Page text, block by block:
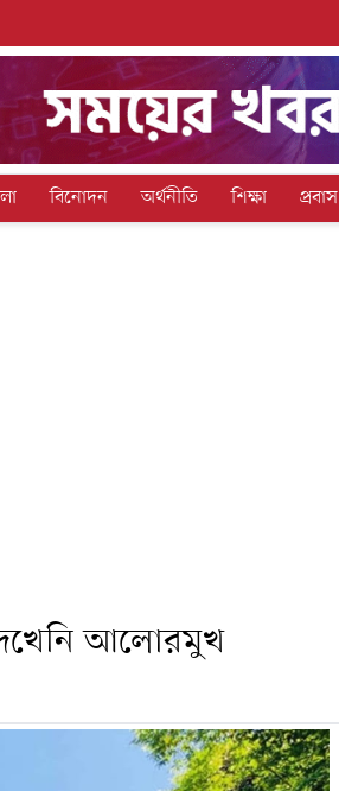
বিনোদন অর্থনীতি শিক্ষা প্রবাস
আলোরমুখ